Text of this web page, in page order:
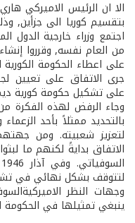
الا ان الرئيس الاميركي
من العام نفسه, وقرروا
على اعطاء الحكومة
جرى الاتفاق على تعيين
على تشكيل حكومة كورية
وجاء الرفض لهذه الفكرة
بالتحديد ممثلاً بأحد
لتعزيز شعبيته. ومن
الاتفاق بدايةً لكنهم ما
لتتوقف بشكل نهائي في
وجهات النظر
ينبغي تمثيلها في الحكومة